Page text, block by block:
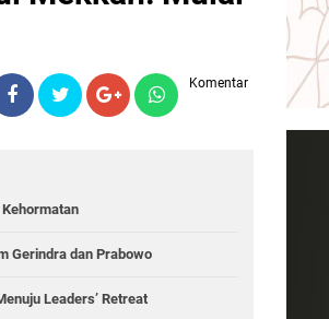
Komentar
Gerindra dan Prabowo
Leaders’ Retreat